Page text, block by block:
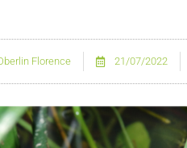
Florence 21/07/2022